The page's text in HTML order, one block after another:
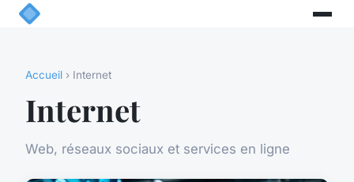
Accueil › Internet
Internet
Web, réseaux sociaux et services en ligne